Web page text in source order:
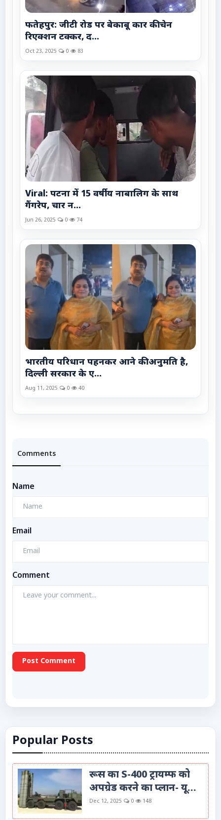
फतेहपुर: जीटी रोड पर बेकाबू कार की चेन
रिएक्शन टक्कर, द...
Oct 23, 2025 0 83
Viral: पटना में 15 वर्षीय नाबालिग के साथ
गैंगरेप, चार न...
Jun 26, 2025 0 74
भारतीय परिधान पहनकर आने की अनुमति है,
दिल्ली सरकार के ए...
Aug 11, 2025 0 40
Comments
Name
Email
Comment
Post Comment
Popular Posts
रूस का S-400 ट्रायम्फ को
अपग्रेड करने का प्लान- यू...
Dec 12, 2025 0 148